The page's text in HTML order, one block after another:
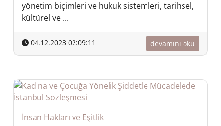
yönetim biçimleri ve hukuk sistemleri, tarihsel,
kültürel ve ...
04.12.2023 02:09:11 devamını oku
İnsan Hakları ve Eşitlik